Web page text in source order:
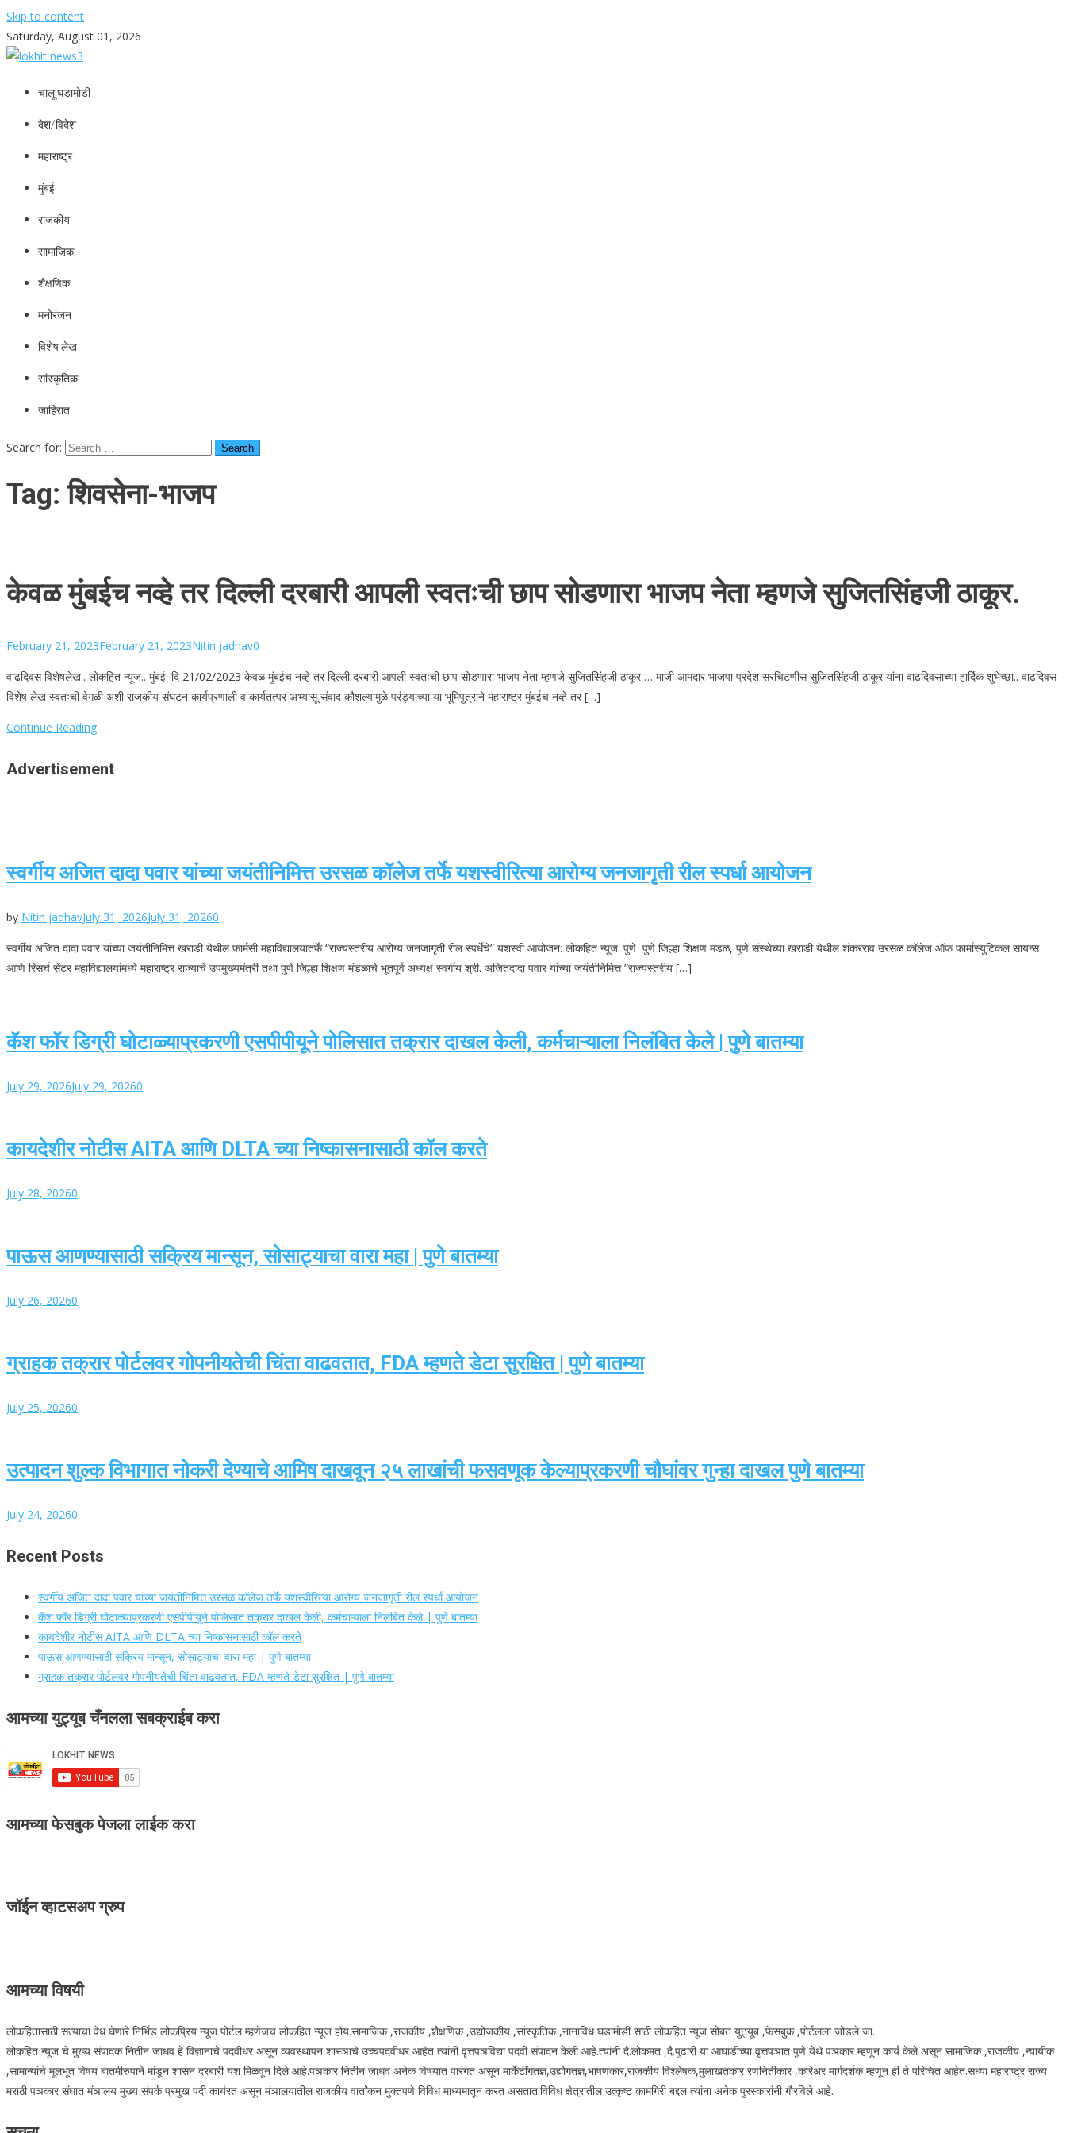
Skip to content
Saturday, August 01, 2026
lokhit news3
lokhit news 3
चालू घडामोडी
देश/विदेश
महाराष्ट्र
मुंबई
राजकीय
सामाजिक
शैक्षणिक
मनोरंजन
विशेष लेख
सांस्कृतिक
जाहिरात
Search for:
Tag:शिवसेना-भाजप
केवळ मुंबईच नव्हे तर दिल्ली दरबारी आपली स्वतःची छाप सोडणारा भाजप नेता म्हणजे सुजितसिंहजी ठाकूर.
February 21, 2023February 21, 2023Nitin jadhav0
वाढदिवस विशेषलेख.. लोकहित न्यूज.. मुंबई. दि 21/02/2023 केवळ मुंबईच नव्हे तर दिल्ली दरबारी आपली स्वतःची छाप सोडणारा भाजप नेता म्हणजे सुजितसिंहजी ठाकूर … माजी आमदार भाजपा प्रदेश सरचिटणीस सुजितसिंहजी ठाकूर यांना वाढदिवसाच्या हार्दिक शुभेच्छा.. वाढदिवस
विशेष लेख स्वतःची वेगळी अशी राजकीय संघटन कार्यप्रणाली व कार्यतत्पर अभ्यासू संवाद कौशल्यामुळे परंड्याच्या या भूमिपुत्राने महाराष्ट्र मुंबईच नव्हे तर […]
Continue Reading
Advertisement
स्वर्गीय अजित दादा पवार यांच्या जयंतीनिमित्त उरसळ कॉलेज तर्फे यशस्वीरित्या आरोग्य जनजागृती रील स्पर्धा आयोजन
by Nitin jadhavJuly 31, 2026July 31, 20260
स्वर्गीय अजित दादा पवार यांच्या जयंतीनिमित्त खराडी येथील फार्मसी महाविद्यालयातर्फे “राज्यस्तरीय आरोग्य जनजागृती रील स्पर्धेचे” यशस्वी आयोजन: लोकहित न्यूज. पुणे पुणे जिल्हा शिक्षण मंडळ, पुणे संस्थेच्या खराडी येथील शंकरराव उरसळ कॉलेज ऑफ फार्मास्युटिकल सायन्स
आणि रिसर्च सेंटर महाविद्यालयांमध्ये महाराष्ट्र राज्याचे उपमुख्यमंत्री तथा पुणे जिल्हा शिक्षण मंडळाचे भूतपूर्व अध्यक्ष स्वर्गीय श्री. अजितदादा पवार यांच्या जयंतीनिमित्त ”राज्यस्तरीय […]
कॅश फॉर डिग्री घोटाळ्याप्रकरणी एसपीपीयूने पोलिसात तक्रार दाखल केली, कर्मचाऱ्याला निलंबित केले | पुणे बातम्या
July 29, 2026July 29, 20260
कायदेशीर नोटीस AITA आणि DLTA च्या निष्कासनासाठी कॉल करते
July 28, 20260
पाऊस आणण्यासाठी सक्रिय मान्सून, सोसाट्याचा वारा महा | पुणे बातम्या
July 26, 20260
ग्राहक तक्रार पोर्टलवर गोपनीयतेची चिंता वाढवतात, FDA म्हणते डेटा सुरक्षित | पुणे बातम्या
July 25, 20260
उत्पादन शुल्क विभागात नोकरी देण्याचे आमिष दाखवून २५ लाखांची फसवणूक केल्याप्रकरणी चौघांवर गुन्हा दाखल पुणे बातम्या
July 24, 20260
Recent Posts
स्वर्गीय अजित दादा पवार यांच्या जयंतीनिमित्त उरसळ कॉलेज तर्फे यशस्वीरित्या आरोग्य जनजागृती रील स्पर्धा आयोजन
कॅश फॉर डिग्री घोटाळ्याप्रकरणी एसपीपीयूने पोलिसात तक्रार दाखल केली, कर्मचाऱ्याला निलंबित केले | पुणे बातम्या
कायदेशीर नोटीस AITA आणि DLTA च्या निष्कासनासाठी कॉल करते
पाऊस आणण्यासाठी सक्रिय मान्सून, सोसाट्याचा वारा महा | पुणे बातम्या
ग्राहक तक्रार पोर्टलवर गोपनीयतेची चिंता वाढवतात, FDA म्हणते डेटा सुरक्षित | पुणे बातम्या
आमच्या युट्यूब चँनलला सबक्राईब करा
आमच्या फेसबुक पेजला लाईक करा
जॉईन व्हाटसअप ग्रुप
आमच्या विषयी
लोकहितासाठी सत्याचा वेध घेणारे निर्भिड लोकप्रिय न्यूज पोर्टल म्हणेजच लोकहित न्यूज होय.सामाजिक ,राजकीय ,शैक्षणिक ,उद्योजकीय ,सांस्कृतिक ,नानाविध घडामोडी साठी लोकहित न्यूज सोबत युट्यूब ,फेसबुक ,पोर्टलला जोडले जा.
लोकहित न्यूज चे मुख्य संपादक नितीन जाधव हे विज्ञानाचे पदवीधर असून व्यवस्थापन शास्ञाचे उच्चपदवीधर आहेत त्यांनी वृत्तपञविद्या पदवी संपादन केली आहे.त्यांनी दै.लोकमत ,दै.पुढारी या आघाडीच्या वृत्तपञात पुणे येथे पञकार म्हणून कार्य केले असून सामाजिक ,राजकीय ,न्यायीक
,सामान्यांचे मूलभूत विषय बातमीरुपाने मांडून शासन दरबारी यश मिळवून दिले आहे.पञकार नितीन जाधव अनेक विषयात पारंगत असून मार्केटींगतज्ञ,उद्योगतज्ञ,भाषणकार,राजकीय विश्लेषक,मुलाखतकार रणनितीकार ,करिअर मार्गदर्शक म्हणून ही ते परिचित आहेत.सध्या महाराष्ट्र राज्य
मराठी पञकार संघात मंञालय मुख्य संपर्क प्रमुख पदी कार्यरत असून मंञालयातील राजकीय वार्तांकन मुक्तपणे विविध माध्यमातून करत असतात.विविध क्षेत्रातील उत्कृष्ट कामगिरी बद्दल त्यांना अनेक पुरस्कारांनी गौरविले आहे.